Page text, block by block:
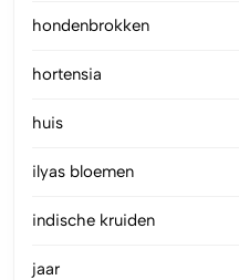
hondenbrokken
hortensia
huis
ilyas bloemen
indische kruiden
jaar